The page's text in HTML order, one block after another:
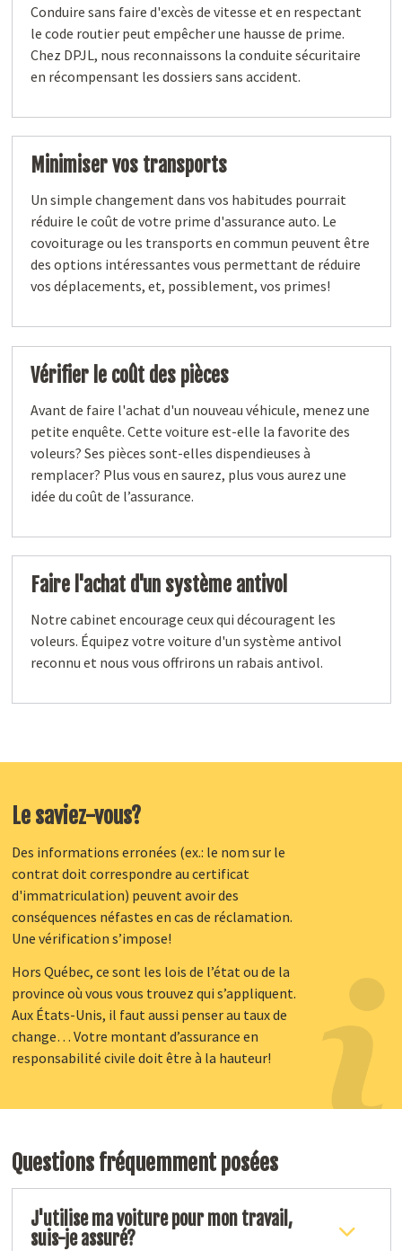
Conduire sans faire d'excès de vitesse et en respectant
le code routier peut empêcher une hausse de prime.
Chez DPJL, nous reconnaissons la conduite sécuritaire
en récompensant les dossiers sans accident.
Minimiser vos transports
Un simple changement dans vos habitudes pourrait
réduire le coût de votre prime d'assurance auto. Le
covoiturage ou les transports en commun peuvent être
des options intéressantes vous permettant de réduire
vos déplacements, et, possiblement, vos primes!
Vérifier le coût des pièces
Avant de faire l'achat d'un nouveau véhicule, menez une
petite enquête. Cette voiture est-elle la favorite des
voleurs? Ses pièces sont-elles dispendieuses à
remplacer? Plus vous en saurez, plus vous aurez une
idée du coût de l’assurance.
Faire l'achat d'un système antivol
Notre cabinet encourage ceux qui découragent les
voleurs. Équipez votre voiture d'un système antivol
reconnu et nous vous offrirons un rabais antivol.
Le saviez-vous?
Des informations erronées (ex.: le nom sur le
contrat doit correspondre au certificat
d'immatriculation) peuvent avoir des
conséquences néfastes en cas de réclamation.
Une vérification s’impose!
Hors Québec, ce sont les lois de l’état ou de la
province où vous vous trouvez qui s’appliquent.
Aux États-Unis, il faut aussi penser au taux de
change… Votre montant d’assurance en
responsabilité civile doit être à la hauteur!
Questions fréquemment posées
J'utilise ma voiture pour mon travail,
suis-je assuré?